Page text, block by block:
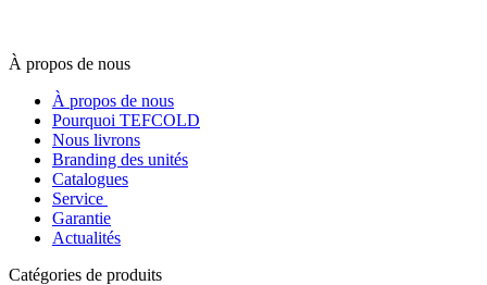
À propos de nous
À propos de nous
Pourquoi TEFCOLD
Nous livrons
Branding des unités
Catalogues
Service
Garantie
Actualités
Catégories de produits